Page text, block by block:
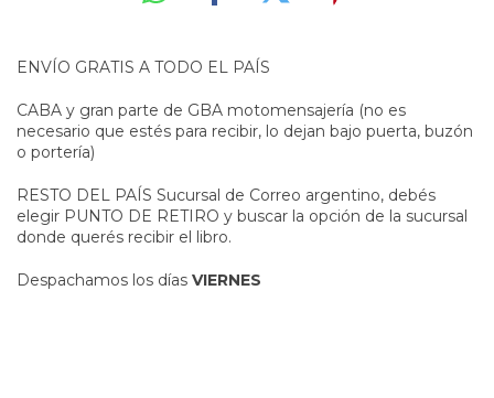
ENVÍO GRATIS A TODO EL PAÍS
CABA y gran parte de GBA motomensajería (no es
necesario que estés para recibir, lo dejan bajo puerta, buzón
o portería)
RESTO DEL PAÍS Sucursal de Correo argentino, debés
elegir PUNTO DE RETIRO y buscar la opción de la sucursal
donde querés recibir el libro.
Despachamos los días VIERNES